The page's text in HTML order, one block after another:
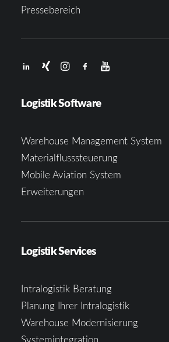
Pressebereich
Logistik Software
Warehouse Management System
Materialflusssteuerung
Mobile Aviation System
Erweiterungen
Logistik Services
Intralogistik Beratung
Planung Ihrer Intralogistik
Warehouse Modernisierung